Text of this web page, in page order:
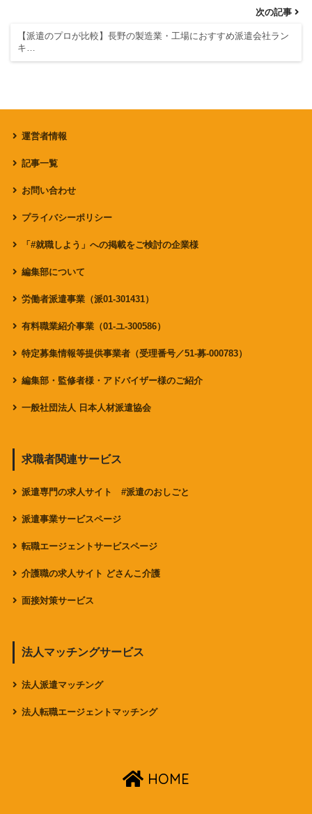
次の記事
【派遣のプロが比較】長野の製造業・工場におすすめ派遣会社ラン
キ…
運営者情報
記事一覧
お問い合わせ
プライバシーポリシー
「#就職しよう」への掲載をご検討の企業様
編集部について
労働者派遣事業（派01-301431）
有料職業紹介事業（01-ユ-300586）
特定募集情報等提供事業者（受理番号／51-募-000783）
編集部・監修者様・アドバイザー様のご紹介
一般社団法人 日本人材派遣協会
求職者関連サービス
派遣専門の求人サイト #派遣のおしごと
派遣事業サービスページ
転職エージェントサービスページ
介護職の求人サイト どさんこ介護
面接対策サービス
法人マッチングサービス
法人派遣マッチング
法人転職エージェントマッチング
HOME